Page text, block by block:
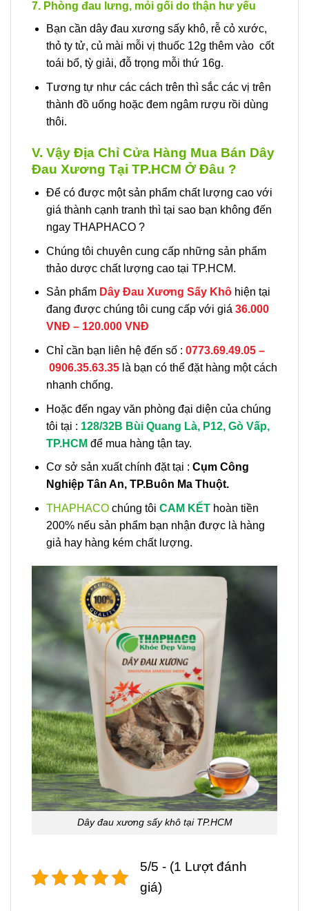
7. Phòng đau lưng, mỏi gối do thận hư yếu
Bạn cần dây đau xương sấy khô, rễ cỏ xước,
thỏ ty tử, củ mài mỗi vị thuốc 12g thêm vào cốt
toái bổ, tỳ giải, đỗ trọng mỗi thứ 16g.
Tương tự như các cách trên thì sắc các vị trên
thành đồ uống hoặc đem ngâm rượu rồi dùng
thôi.
V. Vậy Địa Chỉ Cửa Hàng Mua Bán Dây
Đau Xương Tại TP.HCM Ở Đâu ?
Để có được một sản phẩm chất lượng cao với
giá thành cạnh tranh thì tại sao bạn không đến
ngay THAPHACO ?
Chúng tôi chuyên cung cấp những sản phẩm
thảo dược chất lượng cao tại TP.HCM.
Sản phẩm Dây Đau Xương Sấy Khôhiện tại
đang được chúng tôi cung cấp với giá 36.000
VNĐ – 120.000 VNĐ
Chỉ cần bạn liên hệ đến số : 0773.69.49.05 –
0906.35.63.35là bạn có thể đặt hàng một cách
nhanh chống.
Hoặc đến ngay văn phòng đại diện của chúng
tôi tại : 128/32B Bùi Quang Là, P12, Gò Vấp,
TP.HCM để mua hàng tận tay.
Cơ sở sản xuất chính đặt tại : Cụm Công
Nghiệp Tân An, TP.Buôn Ma Thuột.
THAPHACOchúng tôi CAM KẾThoàn tiền
200% nếu sản phẩm bạn nhận được là hàng
giả hay hàng kém chất lượng.
Dây đau xương sấy khô tại TP.HCM
5/5 - (1 Lượt đánh
giá)